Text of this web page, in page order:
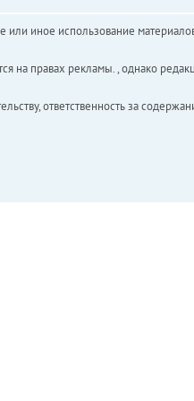
иное использование
правах рекламы. , однако
ответственность за